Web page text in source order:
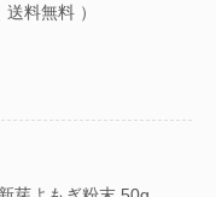
料無料 ）